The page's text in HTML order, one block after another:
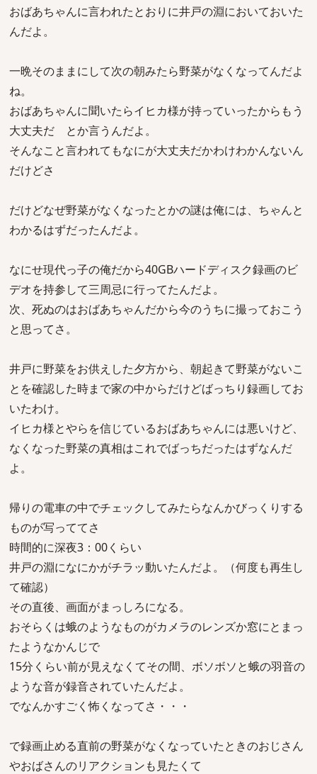
おばあちゃんに言われたとおりに井戸の淵においておいた
んだよ。
一晩そのままにして次の朝みたら野菜がなくなってんだよ
ね。
おばあちゃんに聞いたらイヒカ様が持っていったからもう
大丈夫だ とか言うんだよ。
そんなこと言われてもなにが大丈夫だかわけわかんないん
だけどさ
だけどなぜ野菜がなくなったとかの謎は俺には、ちゃんと
わかるはずだったんだよ。
なにせ現代っ子の俺だから40GBハードディスク録画のビ
デオを持参して三周忌に行ってたんだよ。
次、死ぬのはおばあちゃんだから今のうちに撮っておこう
と思ってさ。
井戸に野菜をお供えした夕方から、朝起きて野菜がないこ
とを確認した時まで家の中からだけどばっちり録画してお
いたわけ。
イヒカ様とやらを信じているおばあちゃんには悪いけど、
なくなった野菜の真相はこれでばっちだったはずなんだ
よ。
帰りの電車の中でチェックしてみたらなんかびっくりする
ものが写っててさ
時間的に深夜3：00くらい
井戸の淵になにかがチラッ動いたんだよ。（何度も再生し
て確認）
その直後、画面がまっしろになる。
おそらくは蛾のようなものがカメラのレンズか窓にとまっ
たようなかんじで
15分くらい前が見えなくてその間、ボソボソと蛾の羽音の
ような音が録音されていたんだよ。
でなんかすごく怖くなってさ・・・
で録画止める直前の野菜がなくなっていたときのおじさん
やおばさんのリアクションも見たくて